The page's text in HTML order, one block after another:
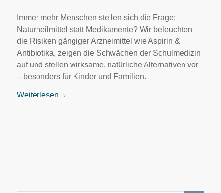
Immer mehr Menschen stellen sich die Frage:
Naturheilmittel statt Medikamente? Wir beleuchten
die Risiken gängiger Arzneimittel wie Aspirin &
Antibiotika, zeigen die Schwächen der Schulmedizin
auf und stellen wirksame, natürliche Alternativen vor
– besonders für Kinder und Familien.
Weiterlesen